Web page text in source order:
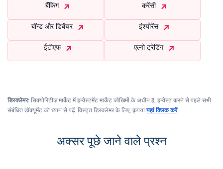
बैंकिंग करेंसी
बॉन्ड और डिबेंचर इंश्योरेंस
ईटीएफ एल्गो ट्रेडिंग
डिस्क्लेमर: सिक्योरिटीज़ मार्केट में इन्वेस्टमेंट मार्केट जोखिमों के अधीन है, इन्वेस्ट करने से पहले सभी
संबंधित डॉक्यूमेंट को ध्यान से पढ़ें. विस्तृत डिस्क्लेमर के लिए, कृपयायहां क्लिक करें.
अक्सर पूछे जाने वाले प्रश्न